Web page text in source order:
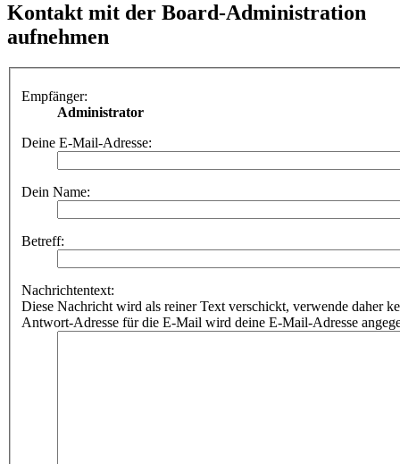
Kontakt mit der Board-Administration
aufnehmen
Empfänger:
Administrator
Deine E-Mail-Adresse:
Dein Name:
Betreff:
Nachrichtentext:
Diese Nachricht wird als reiner Text verschickt, verwende daher
Antwort-Adresse für die E-Mail wird deine E-Mail-Adresse